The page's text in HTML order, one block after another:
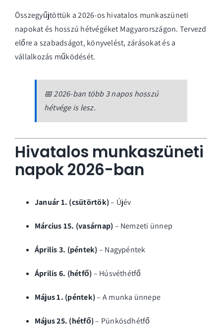
Összegyűjtöttük a 2026-os hivatalos munkaszüneti
napokat és hosszú hétvégéket Magyarországon. Tervezd
előre a szabadságot, könyvelést, zárásokat és a
vállalkozás működését.
📅 2026-ban több 3 napos hosszú
hétvége is lesz.
Hivatalos munkaszüneti
napok 2026-ban
Január 1. (csütörtök)– Újév
Március 15. (vasárnap)– Nemzeti ünnep
Április 3. (péntek)– Nagypéntek
Április 6. (hétfő)– Húsvéthétfő
Május 1. (péntek)– A munka ünnepe
Május 25. (hétfő)– Pünkösdhétfő